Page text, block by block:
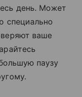
день. Может
специально
ваше
паузу